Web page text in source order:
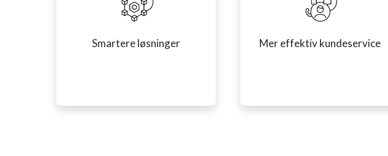
Smartere løsninger Mer effektiv kundeservice